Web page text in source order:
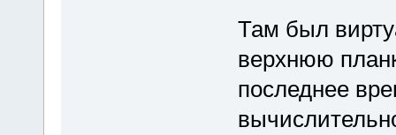
Там был
верхнюю
последнее